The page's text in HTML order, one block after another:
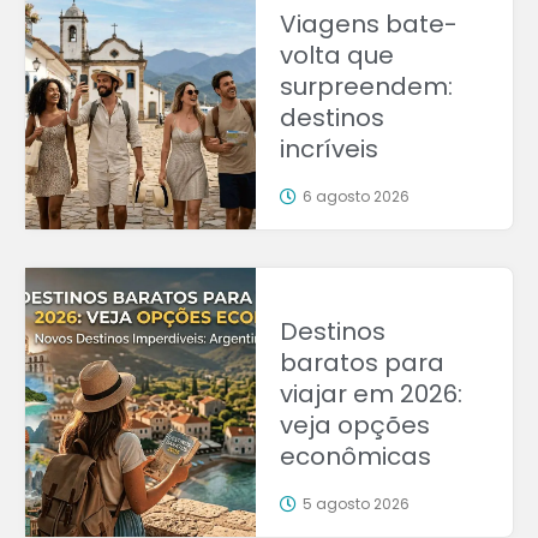
Viagens bate-
volta que
surpreendem:
destinos
incríveis
6 agosto 2026
Destinos
baratos para
viajar em 2026:
veja opções
econômicas
5 agosto 2026